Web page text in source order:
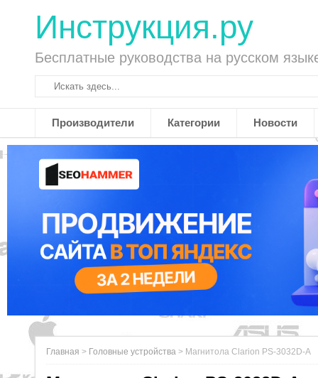
Инструкция.ру
Бесплатные руководства на русском
Производители Категории Новости
Главная > Головные устройства > Магнитола Clarion PS-3032D-A